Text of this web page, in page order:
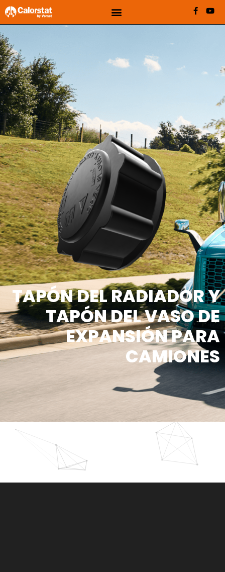
TAPÓN DEL RADIADOR Y
TAPÓN DEL VASO DE
EXPANSIÓN PARA
CAMIONES